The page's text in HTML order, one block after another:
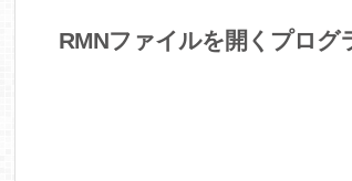
RMNファイルを開くプログ